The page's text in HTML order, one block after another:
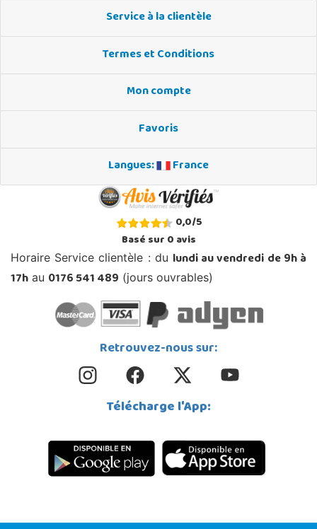
Service à la clientèle
Termes et Conditions
Mon compte
Favoris
Langues:
France
0,0/5
Basé sur0avis
Horaire Service clientèle : du lundi au vendredi de 9h à
17h au 0176 541 489 (jours ouvrables)
Retrouvez-nous sur:
Télécharge l'App: